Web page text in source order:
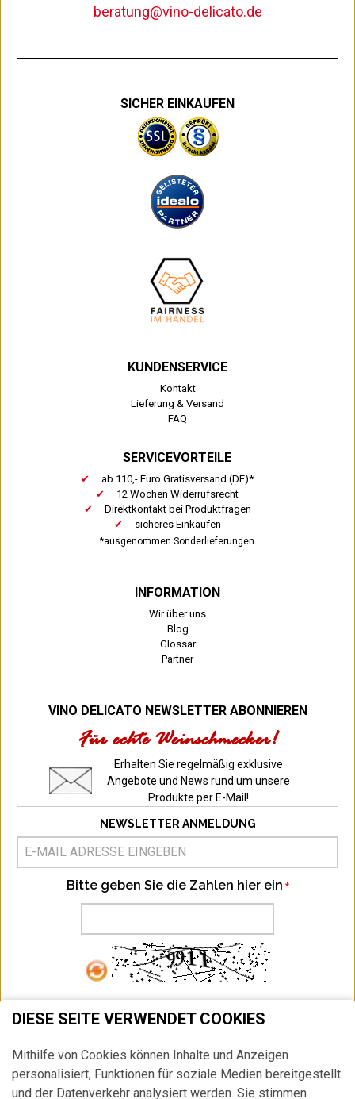
beratung@vino-delicato.de
SICHER EINKAUFEN
KUNDENSERVICE
Kontakt
Lieferung & Versand
FAQ
SERVICEVORTEILE
ab 110,- Euro Gratisversand (DE)*
12 Wochen Widerrufsrecht
Direktkontakt bei Produktfragen
sicheres Einkaufen
*ausgenommen Sonderlieferungen
INFORMATION
Wir über uns
Blog
Glossar
Partner
VINO DELICATO NEWSLETTER ABONNIEREN
Für echte Weinschmecker!
Erhalten Sie regelmäßig exklusive
Angebote und News rund um unsere
Produkte per E-Mail!
NEWSLETTER ANMELDUNG
Bitte geben Sie die Zahlen hier ein
ABONNIEREN
HIERkönnen Sie Ihr Newsletter Abonnement jederzeit widerrufen.
DIESE SEITE VERWENDET COOKIES
Mithilfe von Cookies können Inhalte und Anzeigen
personalisiert, Funktionen für soziale Medien bereitgestellt
und der Datenverkehr analysiert werden. Sie stimmen